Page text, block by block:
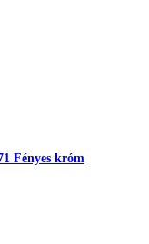
Fényes króm